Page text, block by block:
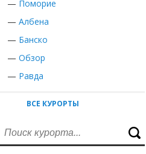
— Поморие
— Албена
— Банско
— Обзор
— Равда
ВСЕ КУРОРТЫ